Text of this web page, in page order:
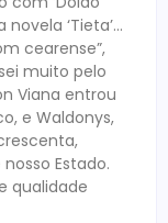
‘Tieta’…
cearense”,
muito pelo
Viana entrou
e Waldonys,
Estado.
qualidade